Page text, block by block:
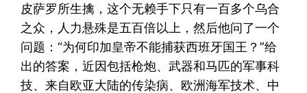
皮萨罗所生擒，这个无赖手下只有一百多个乌合
之众，人力悬殊是五百倍以上，然后他问了一个
问题：“为何印加皇帝不能捕获西班牙国王？”给
出的答案，近因包括枪炮、武器和马匹的军事科
技、来自欧亚大陆的传染病、欧洲海军技术、中